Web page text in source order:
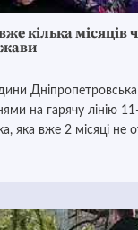
кілька місяців
на гарячу лінію
яка вже 2 місяці не